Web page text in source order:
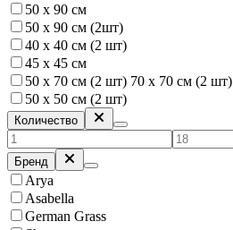
50 х 90 см
50 х 90 см (2шт)
40 х 40 см (2 шт)
45 x 45 см
50 х 70 см (2 шт) 70 х 70 см (2 шт)
50 х 50 см (2 шт)
Количество
Бренд
Arya
Asabella
German Grass